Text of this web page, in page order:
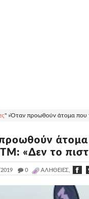
" »Όταν προωθούν άτομα που
άτομα
«Δεν το
_ 0 ΑΛΗΘΕΙΕΣ,